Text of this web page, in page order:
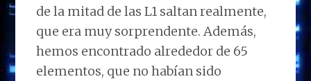
de la mitad de las L1 saltan realmente,
que era muy sorprendente. Además,
hemos encontrado alrededor de 65
elementos, que no habían sido